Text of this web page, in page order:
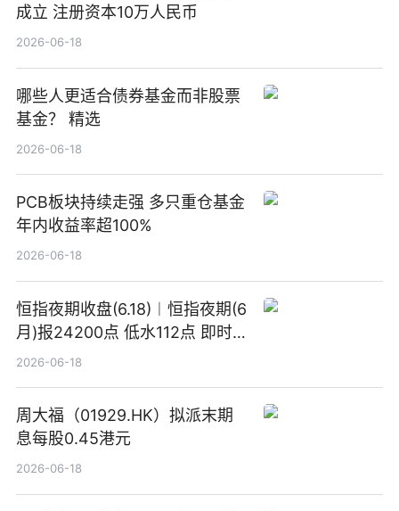
成立 注册资本10万人民币
2026-06-18
哪些人更适合债券基金而非股票
基金？ 精选
2026-06-18
PCB板块持续走强 多只重仓基金
年内收益率超100%
2026-06-18
恒指夜期收盘(6.18)︱恒指夜期(6
月)报24200点 低水112点 即时
焦点
2026-06-18
周大福（01929.HK）拟派末期
息每股0.45港元
2026-06-18